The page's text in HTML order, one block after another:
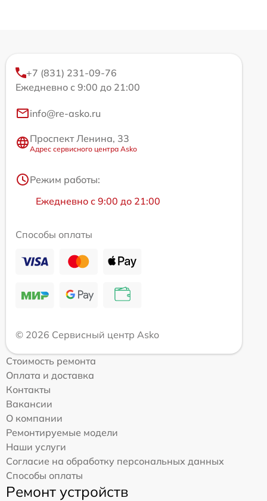
+7 (831) 231-09-76
Ежедневно с 9:00 до 21:00
info@re-asko.ru
Проспект Ленина, 33
Адрес сервисного центра Asko
Режим работы:
Ежедневно с 9:00 до 21:00
Способы оплаты
© 2026 Сервисный центр Asko
Стоимость ремонта
Оплата и доставка
Контакты
Вакансии
О компании
Ремонтируемые модели
Наши услуги
Согласие на обработку персональных данных
Способы оплаты
Ремонт устройств